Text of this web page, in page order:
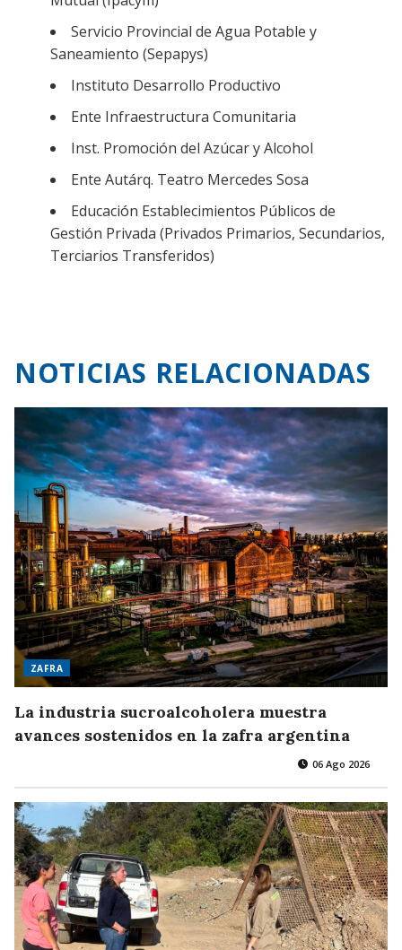
Servicio Provincial de Agua Potable y
Saneamiento (Sepapys)
Instituto Desarrollo Productivo
Ente Infraestructura Comunitaria
Inst. Promoción del Azúcar y Alcohol
Ente Autárq. Teatro Mercedes Sosa
Educación Establecimientos Públicos de
Gestión Privada (Privados Primarios, Secundarios,
Terciarios Transferidos)
NOTICIAS RELACIONADAS
ZAFRA
La industria sucroalcoholera muestra
avances sostenidos en la zafra argentina
06 Ago 2026